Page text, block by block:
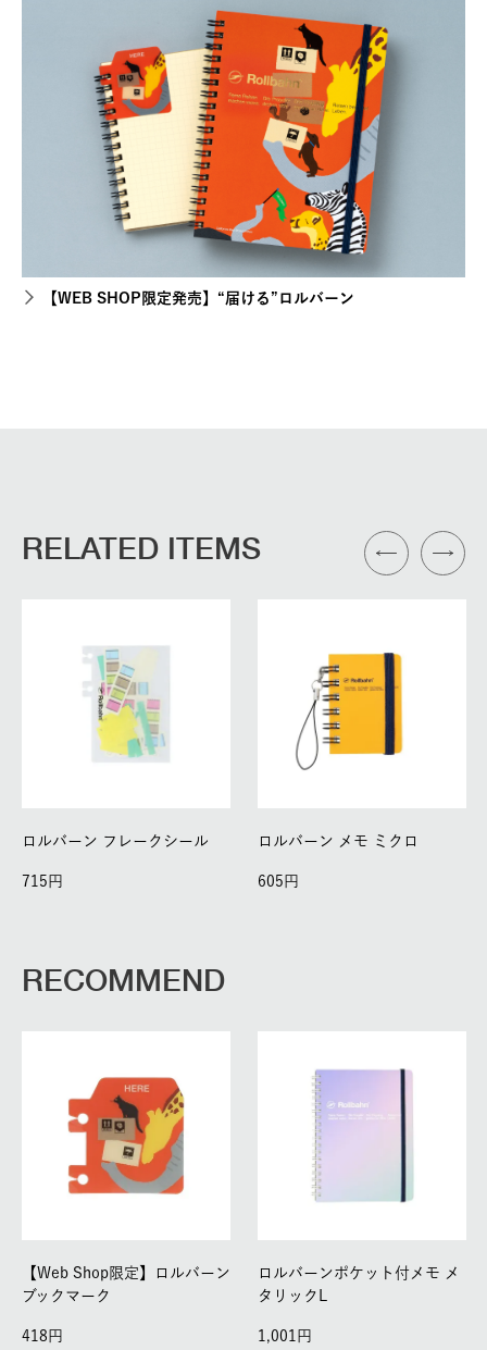
【WEB SHOP限定発売】“届ける”ロルバーン
RELATED ITEMS
ロルバーン フレークシール
715
ロルバーン メモ ミクロ
605
RECOMMEND
【Web Shop限定】ロルバーン
ブックマーク
418
ロルバーンポケット付メモ メ
タリックL
1,001